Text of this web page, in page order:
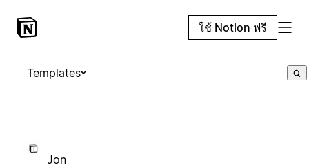
ใช้ Notion ฟรี
Templates
Jon